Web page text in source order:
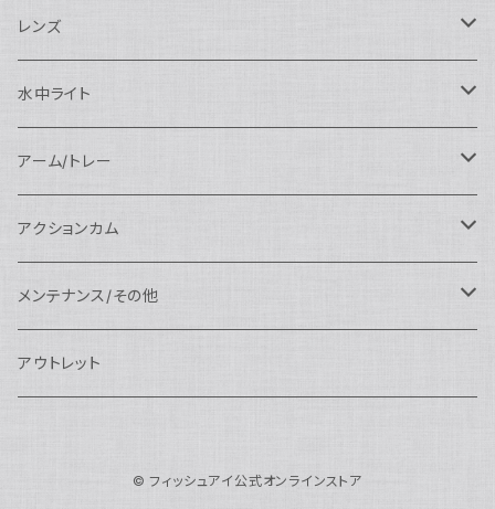
SEA&SEA
Nautciam
SEA&SEA
OM SYSTEM用
Nauticam
AOI
Panasonic用
Nauticam
FUJIFILM用
Nauticam
Nauticam
Nikon用
Canon用
SEA&SEA
Sony用
AOI
N120マクロポート
N100エクステンションリング
N100マウントコンバーター
ドームポート
マクロポート
AOI
ドームポート
フラットポート
FIX
アクセサリー
Athena
ドームポート
OM SYSTEM用
Nauticam
SEA&SEA
SEA&SEA
アクセサリー
AOI
アクセサリー
アクセサリー
weefine
アクセサリー
レンズ
マクロコンバージョンレンズ
Nauticam
AOI
ワイドコンバージョンレンズ
Nauticam
AOI
ワイドアングルコンバージョンポート
Nauticam
レンズオプション
AOI
水中ライト
大光量 3000ルーメン以上
リングライト
FIX
オプション
weefine
アーム/トレー
アーム
SEA&SEA
Nauticam
フロートアーム
Nauticam
クランプ
アクションカム
レンズ
AOI
グリップ/トレー/アーム
メンテナンス/その他
SEA&SEA
アウトレット
© フィッシュアイ公式オンラインストア